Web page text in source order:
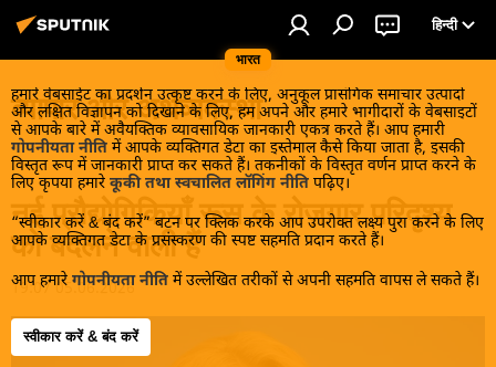
भारत
हिन्दी
हमारे वेबसाईट का प्रदर्शन उत्कृष्ट करने के लिए, अनुकूल प्रासंगिक समाचार उत्पादों
और लक्षित विज्ञापन को दिखाने के लिए, हम अपने और हमारे भागीदारों के वेबसाइटों
से आपके बारे में अवैयक्तिक व्यावसायिक जानकारी एकत्र करते हैं। आप हमारी
गोपनीयता नीति में आपके व्यक्तिगत डेटा का इस्तेमाल कैसे किया जाता है, इसकी
विस्तृत रूप में जानकारी प्राप्त कर सकते हैं। तकनीकों के विस्तृत वर्णन प्राप्त करने के
लिए कृपया हमारे कूकी तथा स्वचालित लॉगिंग नीति पढ़िए।
“स्वीकार करें & बंद करें” बटन पर क्लिक करके आप उपरोक्त लक्ष्य पुरा करने के लिए
आपके व्यक्तिगत डेटा के प्रसंस्करण की स्पष्ट सहमति प्रदान करते हैं।
आप हमारे गोपनीयता नीति में उल्लेखित तरीकों से अपनी सहमति वापस ले सकते हैं।
स्वीकार करें & बंद करें
व्यापार और अर्थव्यवस्था
नई प्रौद्योगिकियाँ रूस के रोज़गार परिदृश्य
को बदलने वाली हैं
19:07 05.06.2026